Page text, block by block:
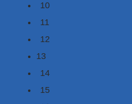
10
11
12
13
14
15